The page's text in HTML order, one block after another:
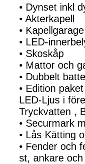
• Dynset inkl
• Akterkapell
• Kapellgarage
• LED-
• Skoskåp
• Mattor och
• Dubbelt
• Edition
LED-Ljus i
Tryckvatten ,
• Securmark
• Lås Kätting
• Fender och
st, ankare